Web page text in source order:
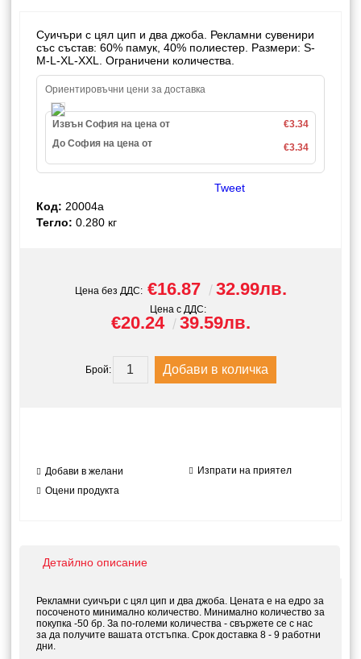
Суичъри с цял цип и два джоба. Рекламни сувенири
със състав: 60% памук, 40% полиестер. Размери: S-
M-L-XL-XXL. Ограничени количества.
Ориентировъчни цени за доставка
Извън София на цена от
€3.34
До София на цена от
€3.34
Tweet
Код: 20004a
Тегло: 0.280 кг
Цена без ДДС: €16.87 32.99лв.
Цена с ДДС:
€20.24 39.59лв.
Брой:
Добави в желани
Изпрати на приятел
Оцени продукта
Детайлно описание
Рекламни суичъри с цял цип и два джоба. Цената е на едро за
посоченото минимално количество. Минимално количество за
покупка -50 бр. За по-големи количества - свържете се с нас
за да получите вашата отстъпка. Срок доставка 8 - 9 работни
дни.